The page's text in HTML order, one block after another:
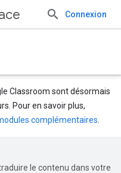
Connexion
Classroom sont désormais
Pour en savoir plus,
complémentaires
le contenu dans votre